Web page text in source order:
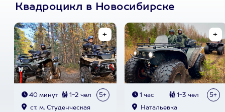
Квадроцикл в Новосибирске
40 минут 1-2 чел 5+
ст. м. Студенческая
1 час 1-3 чел 5+
Натальевка